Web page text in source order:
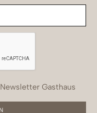
Newsletter Gasthaus